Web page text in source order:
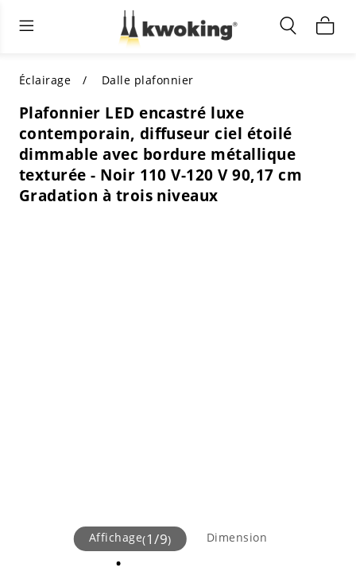
Meubles de salon
TOUS LES MEUBLES DE SALON
MEILLEURS CHOIX
ACHETEZ PAR STYLE
Éclairage intérieur
Acheter par catégorie
ACHETEZ PAR STYLE
Shop by Colors
Éclairage extérieur
TOUT L'ÉCLAIRAGE POUR
ACHETEZ PAR CATÉGORIE
ACHETEZ PAR STYLE
Éclairage Dalle plafonnier
Plafonnier LED encastré luxe
contemporain, diffuseur ciel étoilé
dimmable avec bordure métallique
texturée - Noir 110 V-120 V 90,17 cm
Gradation à trois niveaux
Affichage(1/9) Dimension